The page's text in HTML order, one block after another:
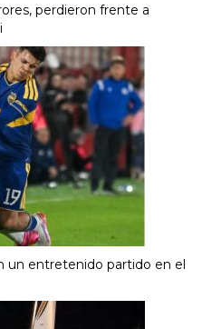
perdieron frente a
un entretenido partido en el